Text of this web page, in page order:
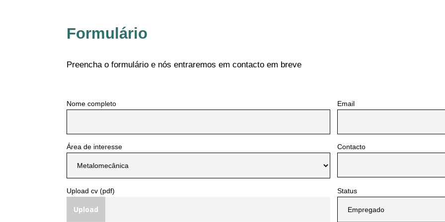
Formulário
Preencha o formulário e nós entraremos em contacto em breve
Nome completo Email
Área de interesse Contacto
Upload cv (pdf)
Upload
Status